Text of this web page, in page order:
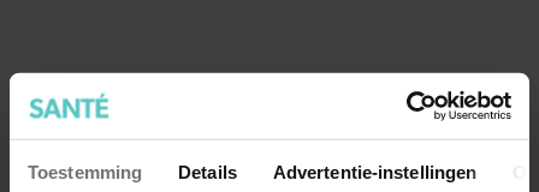
Toestemming Details Advertentie-instellingen